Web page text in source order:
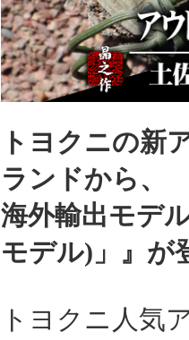
トヨクニの新
ランドから、
海外輸出モデ
モデル)」』が
トヨクニ人気